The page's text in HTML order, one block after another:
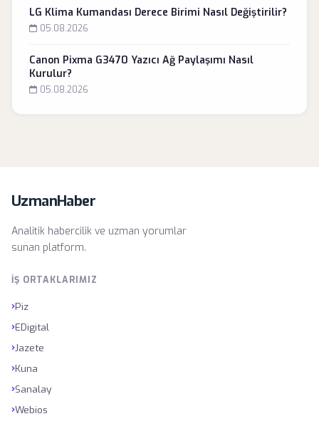
LG Klima Kumandası Derece Birimi Nasıl Değiştirilir?
05.08.2026
Canon Pixma G3470 Yazıcı Ağ Paylaşımı Nasıl
Kurulur?
05.08.2026
UzmanHaber
Analitik habercilik ve uzman yorumlar
sunan platform.
İŞ ORTAKLARIMIZ
›Piz
›EDigital
›Jazete
›Kuna
›Sanalay
›Webios